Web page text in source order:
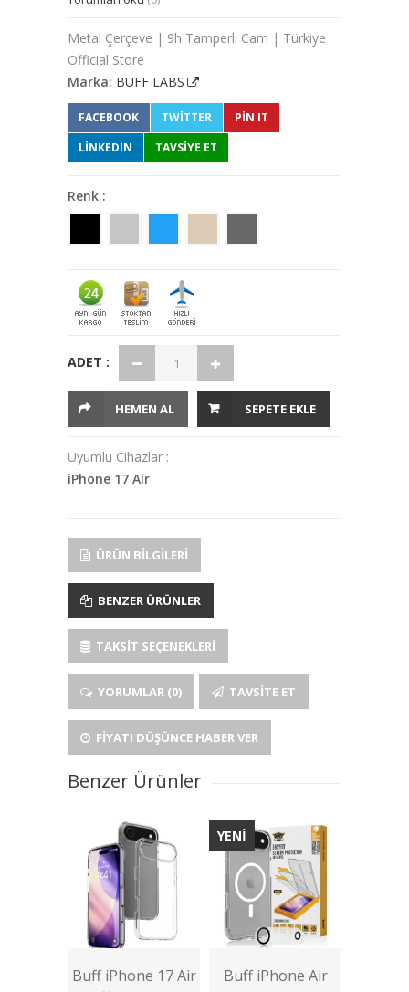
Metal Çerçeve | 9h Tamperli Cam | Türkiye
Official Store
Marka: BUFF LABS
FACEBOOK TWITTER
PIN IT
LINKEDIN
TAVSİYE ET
Renk :
ADET :
HEMEN AL SEPETE EKLE
Uyumlu Cihazlar :
iPhone 17 Air
ÜRÜN BILGILERI
BENZER ÜRÜNLER
TAKSIT SEÇENEKLERI
YORUMLAR (0) TAVSITE ET
FIYATI DÜŞÜNCE HABER VER
Benzer Ürünler
Buff iPhone 17 Air
YENİ
Buff iPhone Air